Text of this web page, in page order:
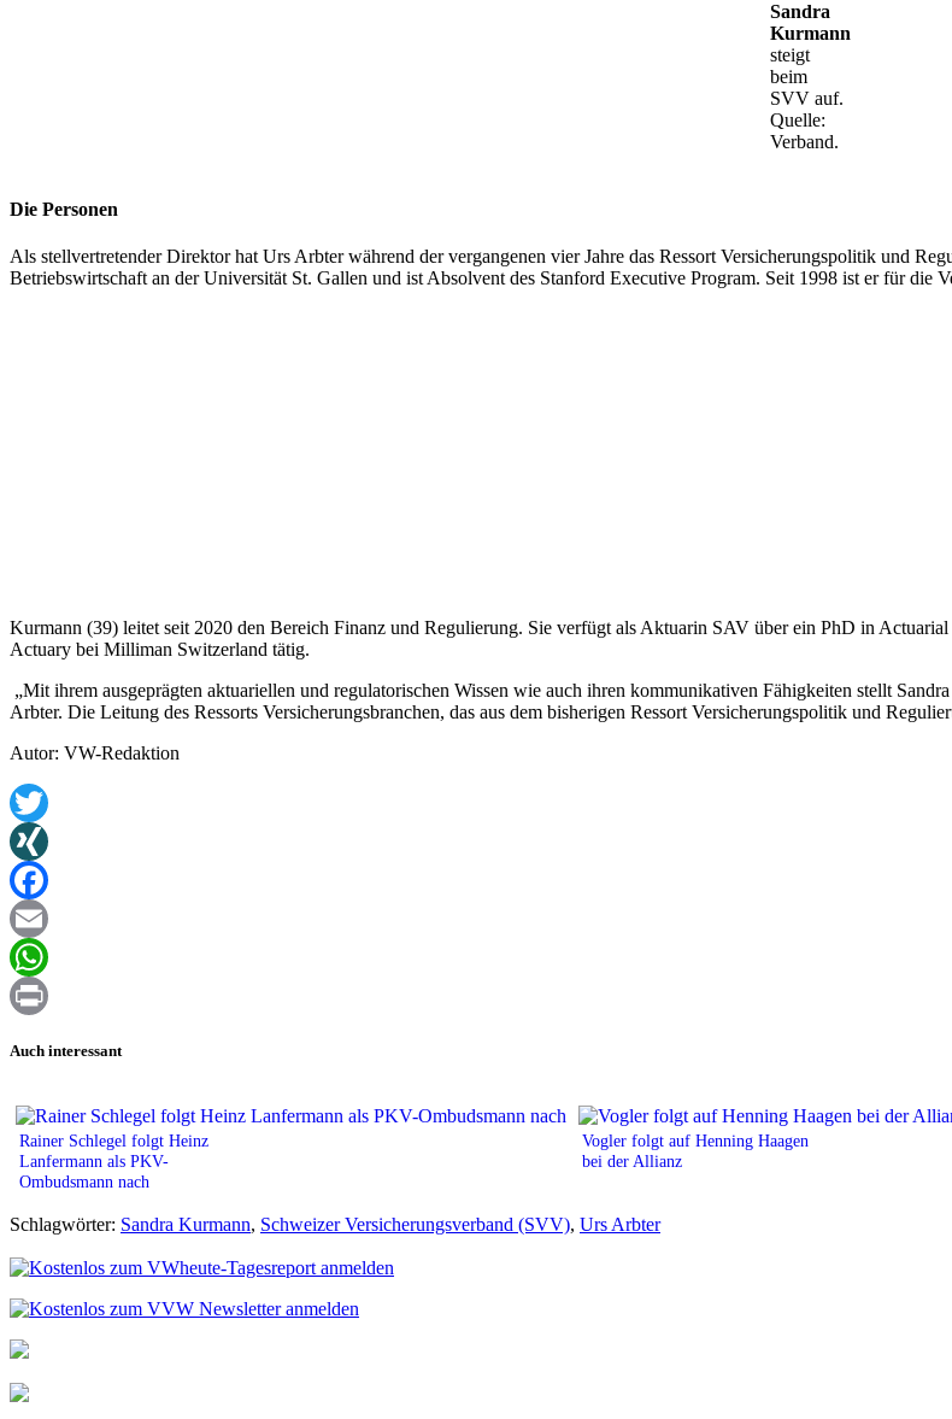
Sandra
Kurmann
steigt
beim
SVV auf.
Quelle:
Verband.
Die Personen
Als stellvertretender Direktor hat Urs Arbter während der vergangenen vier Jahre das Ressort Versicherungspolitik und
Betriebswirtschaft an der Universität St. Gallen und ist Absolvent des Stanford Executive Program. Seit 1998 ist er für die
Kurmann (39) leitet seit 2020 den Bereich Finanz und Regulierung. Sie verfügt als Aktuarin SAV über ein PhD in
Actuary bei Milliman Switzerland tätig.
„Mit ihrem ausgeprägten aktuariellen und regulatorischen Wissen wie auch ihren kommunikativen Fähigkeiten stellt
Arbter. Die Leitung des Ressorts Versicherungsbranchen, das aus dem bisherigen Ressort Versicherungspolitik und
Autor: VW-Redaktion
Twitter
XING
Facebook
Email
WhatsApp
Auch interessant
Rainer Schlegel folgt Heinz
Lanfermann als PKV-
Ombudsmann nach
Vogler folgt auf Henning Haagen
bei der Allianz
Schlagwörter: Sandra Kurmann, Schweizer Versicherungsverband (SVV), Urs Arbter